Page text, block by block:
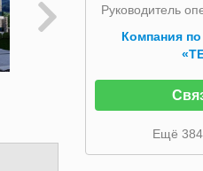
Руководитель
Компания
Ещё